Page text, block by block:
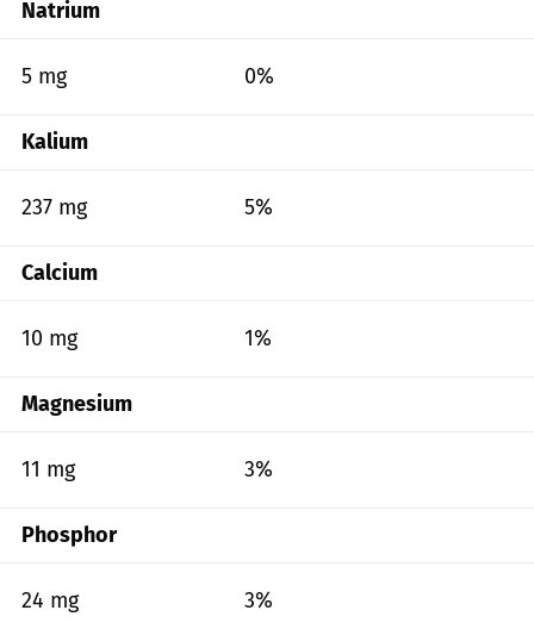
Natrium
5 mg 0%
Kalium
237 mg 5%
Calcium
10 mg 1%
Magnesium
11 mg 3%
Phosphor
24 mg 3%